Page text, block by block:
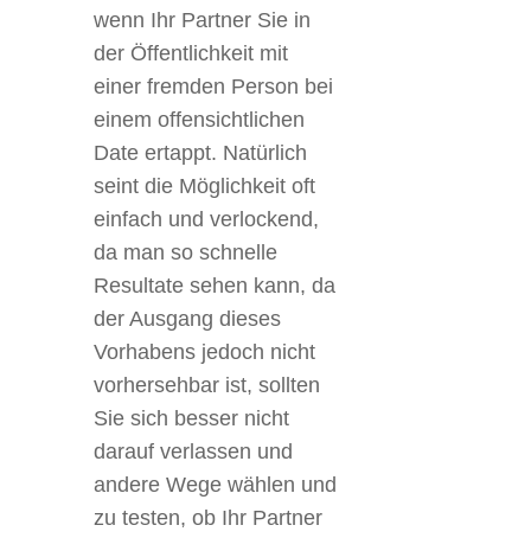
wenn Ihr Partner Sie in
der Öffentlichkeit mit
einer fremden Person bei
einem offensichtlichen
Date ertappt. Natürlich
seint die Möglichkeit oft
einfach und verlockend,
da man so schnelle
Resultate sehen kann, da
der Ausgang dieses
Vorhabens jedoch nicht
vorhersehbar ist, sollten
Sie sich besser nicht
darauf verlassen und
andere Wege wählen und
zu testen, ob Ihr Partner